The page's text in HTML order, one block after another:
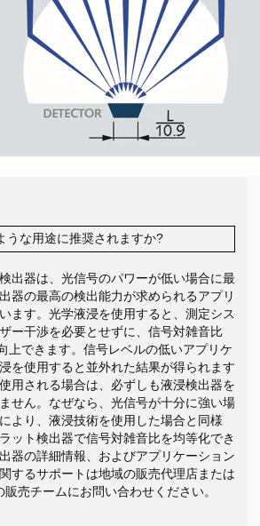
うな用途に推奨されますか?
出器は、光信号のパワーが低い場合に最
器の最高の検出能力が求められるアプリ
ます。光学液浸を使用すると、測定シス
ー干渉を必要とせずに、信号対雑音比
上できます。信号レベルの低いアプリケ
を使用すると並外れた結果が得られます
用される場合は、必ずしも液浸検出器を
せん。なぜなら、光信号が十分に強い場
より、液浸技術を使用した場合と同様
ット検出器で信号対雑音比を均等化でき
器の詳細情報、およびアプリケーション
するサポートは地域の販売代理店または
売チームにお問い合わせください。